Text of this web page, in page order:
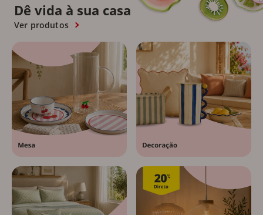
Dê vida à sua casa
Ver produtos